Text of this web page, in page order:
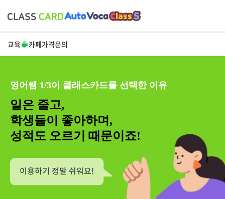
교육 카페가격문의
영어쌤 1/3이 클래스카드를 선택한 이유
일은 줄고,
학생들이 좋아하며,
성적도 오르기 때문이죠!